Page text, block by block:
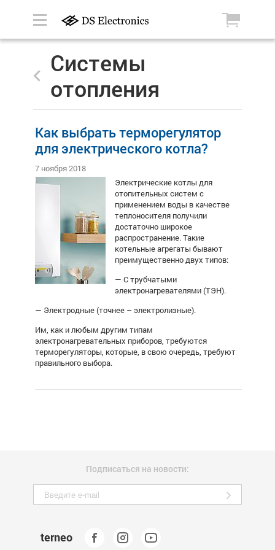
Системы
отопления
Как выбрать терморегулятор
для электрического котла?
7 ноября 2018
Электрические котлы для
отопительных систем с
применением воды в качестве
теплоносителя получили
достаточно широкое
распространение. Такие
котельные агрегаты бывают
преимущественно двух типов:
— С трубчатыми
электронагревателями (ТЭН).
— Электродные (точнее – электролизные).
Им, как и любым другим типам
электронагревательных приборов, требуются
терморегуляторы, которые, в свою очередь, требуют
правильного выбора.
Подписаться на новости:
terneo